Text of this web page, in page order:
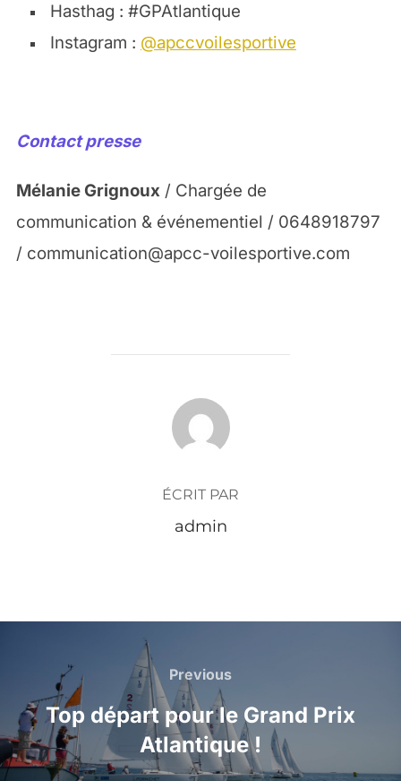
Hasthag : #GPAtlantique
Instagram : @apccvoilesportive
Contact presse
Mélanie Grignoux/ Chargée de
communication & événementiel / 0648918797
/ communication@apcc-voilesportive.com
AUTEUR DE LA PUBLICATION
ÉCRIT PAR
admin
Previous
Top départ pour le Grand Prix
Atlantique !